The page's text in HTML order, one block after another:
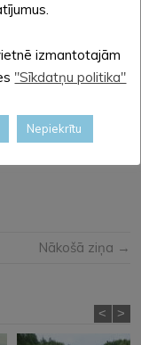
tālrunis
vietām,
VID tīmekļa
Nākošā ziņa →
< >
izmantotajām
"Sīkdatņu politika"
Nepiekrītu